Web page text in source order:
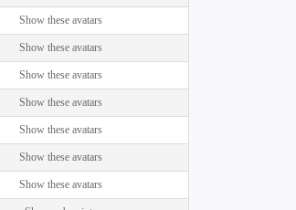
Show these avatars
Show these avatars
Show these avatars
Show these avatars
Show these avatars
Show these avatars
Show these avatars